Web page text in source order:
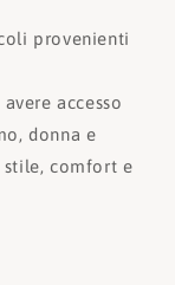
provenienti
accesso
donna e
stile, comfort e